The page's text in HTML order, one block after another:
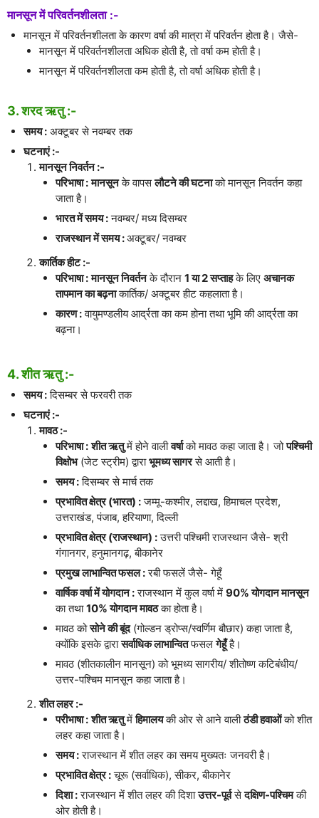
मानसून में परिवर्तनशीलता :-
मानसून में परिवर्तनशीलता के कारण वर्षा की मात्रा में परिवर्तन होता है। जैसे-
मानसून में परिवर्तनशीलता अधिक होती है, तो वर्षा कम होती है।
मानसून में परिवर्तनशीलता कम होती है, तो वर्षा अधिक होती है।
3. शरद ऋतु :-
समय :अक्टूबर से नवम्बर तक
घटनाएं :-
मानसून निवर्तन :-
परिभाषा : मानसूनके वापसलौटने की घटनाको मानसून निवर्तन कहा
जाता है।
भारत में समय :नवम्बर/ मध्य दिसम्बर
राजस्थान में समय :अक्टूबर/ नवम्बर
कार्तिक हीट :-
परिभाषा : मानसून निवर्तनके दौरान 1 या 2 सप्ताहके लिए अचानक
तापमान का बढ़नाकार्तिक/ अक्टूबर हीट कहलाता है।
कारण :वायुमण्डलीय आर्द्रता का कम होना तथा भूमि की आर्द्रता का
बढ़ना।
4. शीत ऋतु :-
समय :दिसम्बर से फरवरी तक
घटनाएं :-
मावठ :-
परिभाषा : शीत ऋतुमें होने वालीवर्षाको मावठ कहा जाता है। जोपश्चिमी
विक्षोभ(जेट स्ट्रीम) द्वाराभूमध्य सागरसे आती है।
समय :दिसम्बर से मार्च तक
प्रभावित क्षेत्र (भारत) :जम्मू-कश्मीर, लद्दाख, हिमाचल प्रदेश,
उत्तराखंड, पंजाब, हरियाणा, दिल्ली
प्रभावित क्षेत्र (राजस्थान) :उत्तरी पश्चिमी राजस्थान जैसे- श्री
गंगानगर, हनुमानगढ़, बीकानेर
प्रमुख लाभान्वित फसल :रबी फसलें जैसे- गेहूँ
वार्षिक वर्षा में योगदान :राजस्थान में कुल वर्षा में 90% योगदान मानसून
का तथा10% योगदान मावठका होता है।
मावठ कोसोने की बूंद(गोल्डन ड्रोप्स/स्वर्णिम बौछार) कहा जाता है,
क्योंकि इसके द्वारासर्वाधिक लाभान्वितफसलगेहूँहै।
मावठ (शीतकालीन मानसून) को भूमध्य सागरीय/ शीतोष्ण कटिबंधीय/
उत्तर-पश्चिम मानसून कहा जाता है।
शीत लहर :-
परीभाषा : शीत ऋतुमेंहिमालयकी ओर से आने वालीठंडी हवाओंको शीत
लहर कहा जाता है।
समय :राजस्थान में शीत लहर का समय मुख्यतः जनवरी है।
प्रभावित क्षेत्र :चूरू (सर्वाधिक), सीकर, बीकानेर
दिशा :राजस्थान में शीत लहर की दिशाउत्तर-पूर्वसेदक्षिण-पश्चिमकी
ओर होती है।